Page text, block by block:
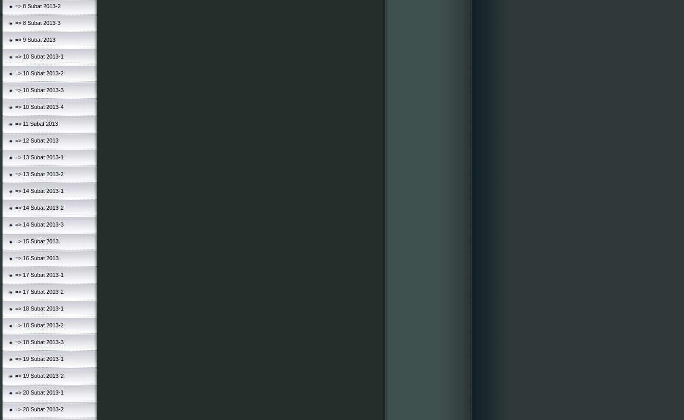
=> 8 Subat 2013-2
=> 8 Subat 2013-3
=> 9 Subat 2013
=> 10 Subat 2013-1
=> 10 Subat 2013-2
=> 10 Subat 2013-3
=> 10 Subat 2013-4
=> 11 Subat 2013
=> 12 Subat 2013
=> 13 Subat 2013-1
=> 13 Subat 2013-2
=> 14 Subat 2013-1
=> 14 Subat 2013-2
=> 14 Subat 2013-3
=> 15 Subat 2013
=> 16 Subat 2013
=> 17 Subat 2013-1
=> 17 Subat 2013-2
=> 18 Subat 2013-1
=> 18 Subat 2013-2
=> 18 Subat 2013-3
=> 19 Subat 2013-1
=> 19 Subat 2013-2
=> 20 Subat 2013-1
=> 20 Subat 2013-2